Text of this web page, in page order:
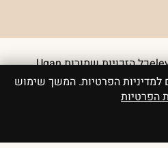
כל הזכויות שמורות Ugan
הפרטיות. המשך שימוש
הפרטיות